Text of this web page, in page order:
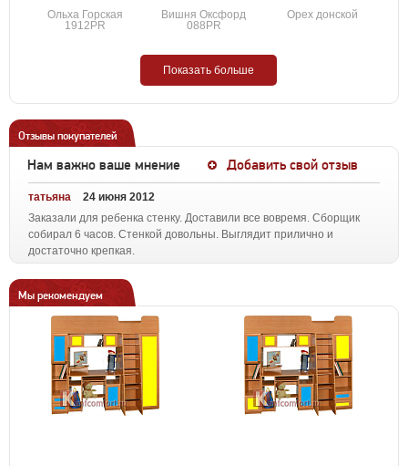
Ольха Горская
1912PR
Вишня Оксфорд
088PR
Орех донской
Показать больше
Отзывы покупателей
Нам важно ваше мнение Добавить свой отзыв
татьяна
24 июня 2012
Заказали для ребенка стенку. Доставили все вовремя. Сборщик
собирал 6 часов. Стенкой довольны. Выглядит прилично и
достаточно крепкая.
Мы рекомендуем